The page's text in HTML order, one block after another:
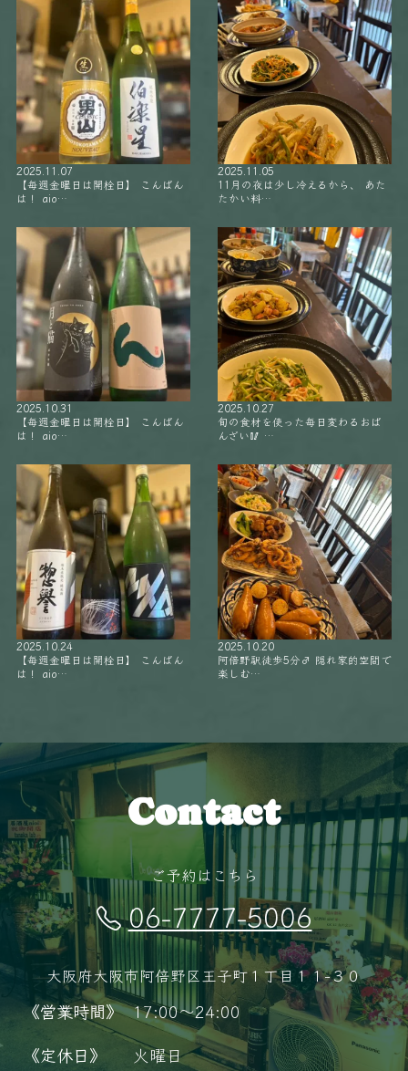
2025.11.07
【毎週金曜日は開栓日】 こんばん
は！ aio…
2025.11.05
11月の夜は少し冷えるから、 あた
たかい料…
2025.10.31
【毎週金曜日は開栓日】 こんばん
は！ aio…
2025.10.27
旬の食材を使った毎日変わるおば
んざい🥢 …
2025.10.24
【毎週金曜日は開栓日】 こんばん
は！ aio…
2025.10.20
阿倍野駅徒歩5分‍♂️ 隠れ家的空間で
楽しむ…
Contact
ご予約はこちら
06-7777-5006
大阪府大阪市阿倍野区王子町１丁目１１−３０
《営業時間》 17:00～24:00
《定休日》
火曜日